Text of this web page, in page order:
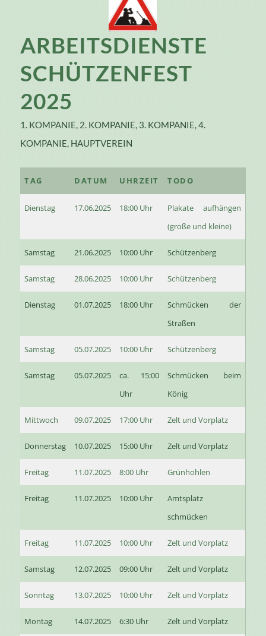
ARBEITSDIENSTE
SCHÜTZENFEST
2025
1. KOMPANIE, 2. KOMPANIE, 3. KOMPANIE,4.
KOMPANIE, HAUPTVEREIN
TAG DATUM UHRZEIT TODO
Dienstag 17.06.2025 18:00 Uhr
Plakate aufhängen
(große und kleine)
Samstag 21.06.2025 10:00 Uhr Schützenberg
Samstag 28.06.2025 10:00 Uhr Schützenberg
Dienstag 01.07.2025 18:00 Uhr
Schmücken der
Straßen
Samstag 05.07.2025 10:00 Uhr Schützenberg
Samstag 05.07.2025
ca. 15:00
Uhr
Schmücken beim
König
Mittwoch 09.07.2025 17:00 Uhr Zelt und Vorplatz
Donnerstag 10.07.2025 15:00 Uhr Zelt und Vorplatz
Freitag 11.07.2025 8:00 Uhr Grünhohlen
Freitag 11.07.2025 10:00 Uhr
Amtsplatz
schmücken
Freitag 11.07.2025 10:00 Uhr Zelt und Vorplatz
Samstag 12.07.2025 09:00 Uhr Zelt und Vorplatz
Sonntag 13.07.2025 10:00 Uhr Zelt und Vorplatz
Montag 14.07.2025 6:30 Uhr Zelt und Vorplatz